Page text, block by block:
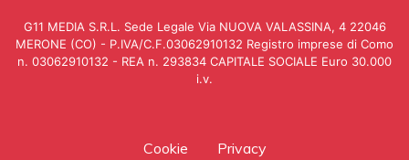
G11 MEDIA S.R.L. Sede Legale Via NUOVA VALASSINA, 4 22046
MERONE (CO) - P.IVA/C.F.03062910132 Registro imprese di Como
n. 03062910132 - REA n. 293834 CAPITALE SOCIALE Euro 30.000
i.v.
Cookie Privacy